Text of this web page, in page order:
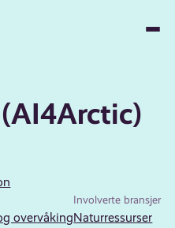
overvåking
Involverte bransjer
Naturressurser